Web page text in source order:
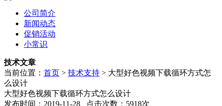
公司简介
新闻动态
促销活动
小常识
技术文章
当前位置： 首页 > 技术支持 > 大型好色视频下载循环方式怎
么设计
大型好色视频下载循环方式怎么设计
发布时间：2019-11-28 点击次数：5918次